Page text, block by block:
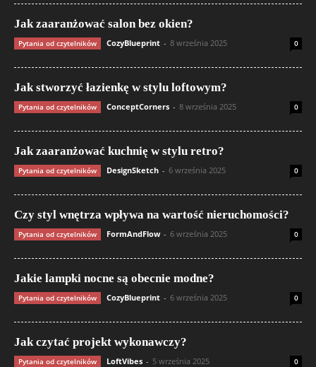
Jak zaaranżować salon bez okien?
Pytania od czytelników CozyBlueprint - 8 września 2025 0
Jak stworzyć łazienkę w stylu loftowym?
Pytania od czytelników ConceptCorners - 8 września 2025 0
Jak zaaranżować kuchnię w stylu retro?
Pytania od czytelników DesignSketch - 6 września 2025 0
Czy styl wnętrza wpływa na wartość nieruchomości?
Pytania od czytelników FormAndFlow - 6 września 2025 0
Jakie lampki nocne są obecnie modne?
Pytania od czytelników CozyBlueprint - 6 września 2025 0
Jak czytać projekt wykonawczy?
Pytania od czytelników LoftVibes - 5 września 2025 0